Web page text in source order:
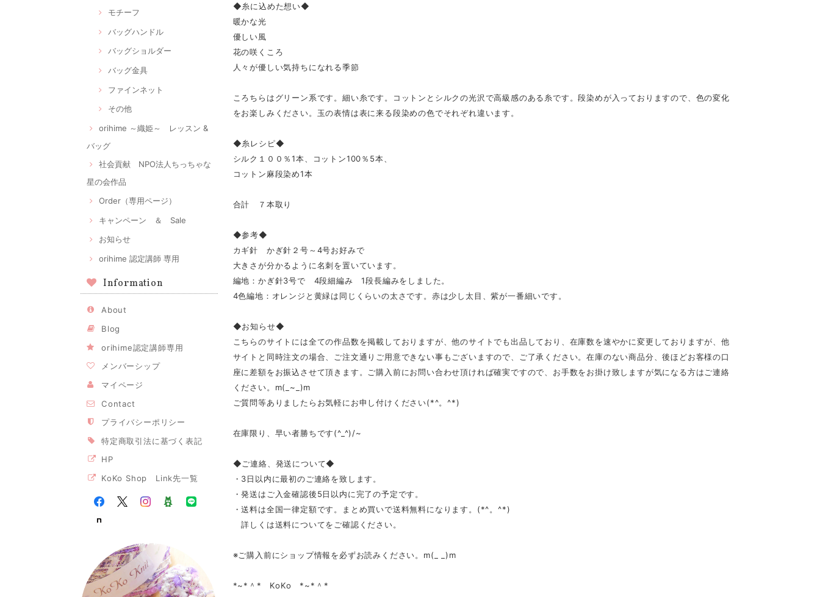
モチーフ
バッグハンドル
バッグショルダー
バッグ金具
ファインネット
その他
orihime ～織姫～ レッスン &
バッグ
社会貢献 NPO法人ちっちゃな
星の会作品
Order（専用ページ）
キャンペーン ＆ Sale
お知らせ
orihime 認定講師 専用
Information
About
Blog
orihime認定講師専用
メンバーシップ
マイページ
Contact
プライバシーポリシー
特定商取引法に基づく表記
HP
KoKo Shop Link先一覧
◆糸に込めた想い◆
暖かな光
優しい風
花の咲くころ
人々が優しい気持ちになれる季節
ころちらはグリーン系です。細い糸です。コットンとシルクの光沢で高級感のある糸です。段染めが入っておりますので、色の変化
をお楽しみください。玉の表情は表に来る段染めの色でそれぞれ違います。
◆糸レシピ◆
シルク１００％1本、コットン100％5本、
コットン麻段染め1本
合計 ７本取り
◆参考◆
カギ針 かぎ針２号～4号お好みで
大きさが分かるように名刺を置いています。
編地：かぎ針3号で 4段細編み 1段長編みをしました。
4色編地：オレンジと黄緑は同じくらいの太さです。赤は少し太目、紫が一番細いです。
◆お知らせ◆
こちらのサイトには全ての作品数を掲載しておりますが、他のサイトでも出品しており、在庫数を速やかに変更しておりますが、他
サイトと同時注文の場合、ご注文通りご用意できない事もございますので、ご了承ください。在庫のない商品分、後ほどお客様の口
座に差額をお振込させて頂きます。ご購入前にお問い合わせ頂ければ確実ですので、お手数をお掛け致しますが気になる方はご連絡
ください。m(_~_)m
ご質問等ありましたらお気軽にお申し付けください(*^。^*)
在庫限り、早い者勝ちです(^_^)/~
◆ご連絡、発送について◆
・3日以内に最初のご連絡を致します。
・発送はご入金確認後5日以内に完了の予定です。
・送料は全国一律定額です。まとめ買いで送料無料になります。(*^。^*)
詳しくは送料についてをご確認ください。
※ご購入前にショップ情報を必ずお読みください。m(_ _)m
*~*＾* KoKo *~*＾*